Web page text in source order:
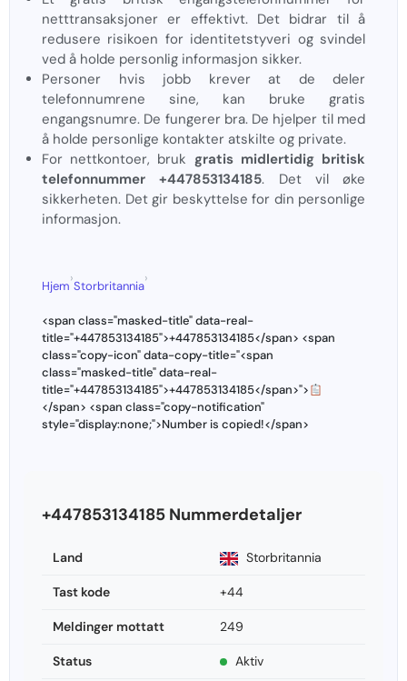
netttransaksjoner er effektivt. Det bidrar til å
redusere risikoen for identitetstyveri og svindel
ved å holde personlig informasjon sikker.
Personer hvis jobb krever at de deler
telefonnumrene sine, kan bruke gratis
engangsnumre. De fungerer bra. De hjelper til med
å holde personlige kontakter atskilte og private.
For nettkontoer, bruk gratis midlertidig britisk
telefonnummer +447853134185. Det vil øke
sikkerheten. Det gir beskyttelse for din personlige
informasjon.
Hjem
›
Storbritannia
›
<span class="masked-title" data-real-
title="+447853134185">+447853134185</span> <span
class="copy-icon" data-copy-title="<span
class="masked-title" data-real-
title="+447853134185">+447853134185</span>">
</span> <span class="copy-notification"
style="display:none;">Number is copied!</span>
+447853134185 Nummerdetaljer
Land Storbritannia
Tast kode +44
Meldinger mottatt 249
Status Aktiv